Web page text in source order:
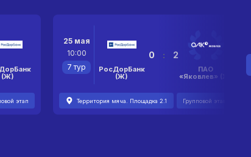
(Ж)
этап
25 мая
10:00
7 тур
РосДорБанк
(Ж)
0 : 2
ПАО
«Яковлев» (Ж)
Территория мяча. Площадка 2.1 Групповой этап